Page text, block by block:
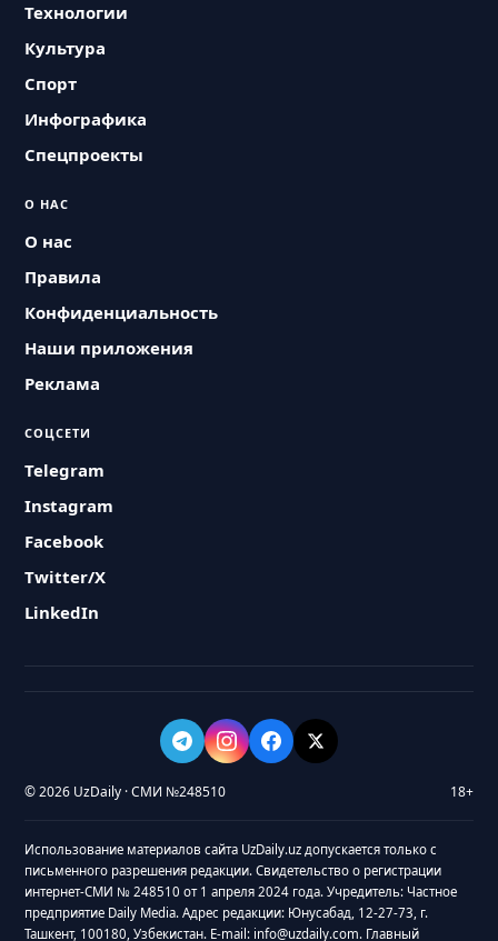
Технологии
Культура
Спорт
Инфографика
Спецпроекты
О НАС
О нас
Правила
Конфиденциальность
Наши приложения
Реклама
СОЦСЕТИ
Telegram
Instagram
Facebook
Twitter/X
LinkedIn
© 2026 UzDaily · СМИ №248510 18+
Использование материалов сайта UzDaily.uz допускается только с
письменного разрешения редакции. Свидетельство о регистрации
интернет-СМИ № 248510 от 1 апреля 2024 года. Учредитель: Частное
предприятие Daily Media. Адрес редакции: Юнусабад, 12-27-73, г.
Ташкент, 100180, Узбекистан. E-mail: info@uzdaily.com. Главный